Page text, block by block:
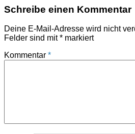
Schreibe einen Kommentar
Deine E-Mail-Adresse wird nicht
Felder sind mit* markiert
Kommentar *